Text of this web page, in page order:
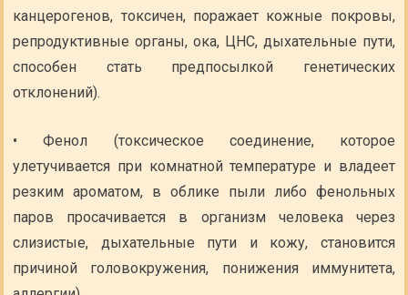
канцерогенов, токсичен, поражает кожные покровы,
репродуктивные органы, ока, ЦНС, дыхательные пути,
способен стать предпосылкой генетических
отклонений).
• Фенол (токсическое соединение, которое
улетучивается при комнатной температуре и владеет
резким ароматом, в облике пыли либо фенольных
паров просачивается в организм человека через
слизистые, дыхательные пути и кожу, становится
причиной головокружения, понижения иммунитета,